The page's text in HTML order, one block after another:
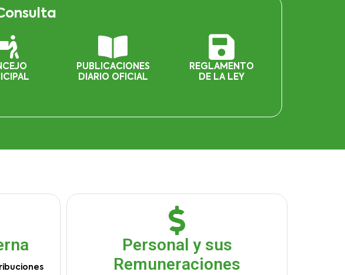
PUBLICACIONES
DIARIO OFICIAL
REGLAMENTO
DE LA LEY
Personal y sus
Remuneraciones